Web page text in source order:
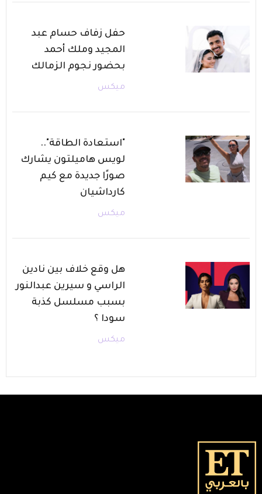
حفل زفاف حسام عبد
المجيد وملك أحمد
بحضور نجوم الزمالك
ميكس
"استعادة الطاقة"..
لويس هاميلتون يشارك
صورًا جديدة مع كيم
كارداشيان
ميكس
هل وقع خلاف بين نادين
الراسي و سيرين عبدالنور
بسبب مسلسل كذبة
سودا ؟
ميكس